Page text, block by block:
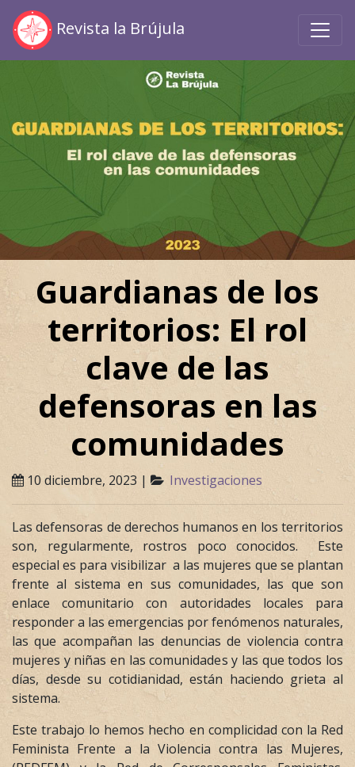
Revista la Brújula
Guardianas de los
territorios: El rol
clave de las
defensoras en las
comunidades
10 diciembre, 2023 | Investigaciones
Las defensoras de derechos humanos en los territorios
son, regularmente, rostros poco conocidos. Este
especial es para visibilizar a las mujeres que se plantan
frente al sistema en sus comunidades, las que son
enlace comunitario con autoridades locales para
responder a las emergencias por fenómenos naturales,
las que acompañan las denuncias de violencia contra
mujeres y niñas en las comunidades y las que todos los
días, desde su cotidianidad, están haciendo grieta al
sistema.
Este trabajo lo hemos hecho en complicidad con la Red
Feminista Frente a la Violencia contra las Mujeres,